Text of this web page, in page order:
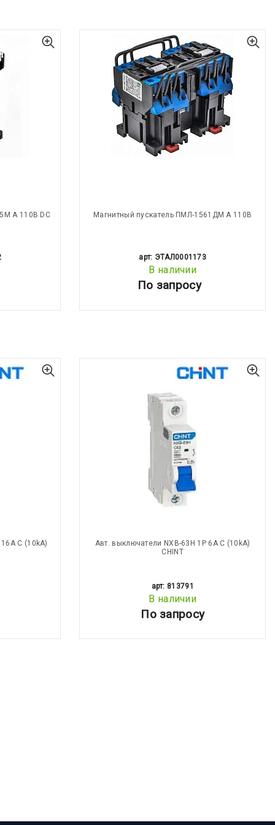
А 110В DC Магнитный пускатель ПМЛ-1561ДМ А 110В
арт: ЭТАЛ0001173
В наличии
По запросу
С (10kA)
Авт. выключатели NXB-63H 1P 6A С (10kA)
CHINT
арт: 813791
В наличии
По запросу